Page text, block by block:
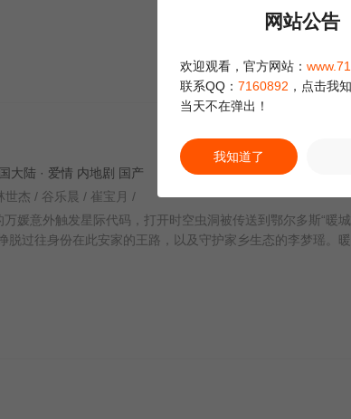
大陆 · 爱情 内地剧 国产
世杰 / 谷乐晨 / 崔宝月 /
万媛意外触发星际代码，打开时空虫洞被传送到鄂尔多斯“暖
脱过往身份在此安家的王路，以及守护家乡生态的李梦瑶。
网站公告
欢迎观看，官方网站：
联系QQ： 7160892 ，点击我
当天不在弹出！
我知道了